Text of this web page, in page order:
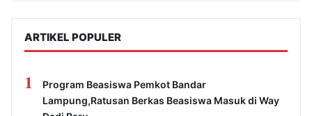
ARTIKEL POPULER
1
Program Beasiswa Pemkot Bandar
Lampung,Ratusan Berkas Beasiswa Masuk di Way